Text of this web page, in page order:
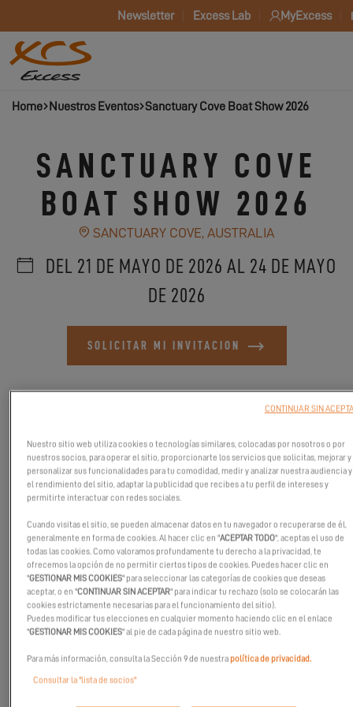
Newsletter Excess Lab MyExcess
Home Nuestros Eventos Sanctuary Cove Boat Show 2026
SANCTUARY COVE
BOAT SHOW 2026
SANCTUARY COVE, AUSTRALIA
DEL 21 DE MAYO DE 2026 AL 24 DE MAYO
DE 2026
SOLICITAR MI INVITACION
Únase a nosotros en el Sanctuary Cove International Boat Show
del 21 al 24 de mayo de 2026, donde Excess Catamarans exhibirá
el impresionante Excess 13.
El stand de Excess, organizado por 38 South Yacht Sales, es la
oportunidad perfecta para descubrir diseño innovador,
Nuestro sitio web utiliza cookies o tecnologías similares, colocadas por nosotros o por
nuestros socios, para operar el sitio, proporcionarte los servicios que solicitas, mejorar y
personalizar sus funcionalidades para tu comodidad, medir y analizar nuestra audiencia y
el rendimiento del sitio, adaptar la publicidad que recibes a tu perfil de intereses y
permitirte interactuar con redes sociales.
Cuando visitas el sitio, se pueden almacenar datos en tu navegador o recuperarse de él,
generalmente en forma de cookies. Al hacer clic en "ACEPTAR TODO", aceptas el uso de
todas las cookies. Como valoramos profundamente tu derecho a la privacidad, te
ofrecemos la opción de no permitir ciertos tipos de cookies. Puedes hacer clic en
"GESTIONAR MIS COOKIES" para seleccionar las categorías de cookies que deseas
aceptar, o en "CONTINUAR SIN ACEPTAR" para indicar tu rechazo (solo se colocarán las
cookies estrictamente necesarias para el funcionamiento del sitio).
Puedes modificar tus elecciones en cualquier momento haciendo clic en el enlace
"GESTIONAR MIS COOKIES" al pie de cada página de nuestro sitio web.
Para más información, consulta la Sección 9 de nuestrapolítica de privacidad.
Consultar la "lista de socios"
CONTINUAR SIN